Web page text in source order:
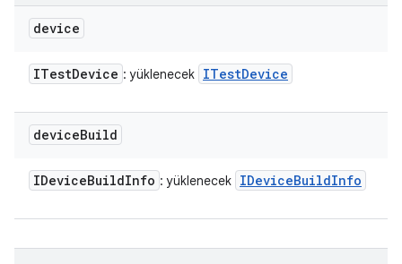
device
ITestDevice : yüklenecek ITestDevice
deviceBuild
IDeviceBuildInfo : yüklenecek IDeviceBuildInfo